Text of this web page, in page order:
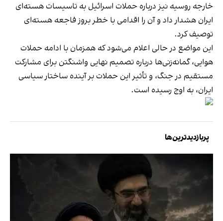
خارجه روسیه نیز درباره حملات اسرائیل به تاسیسات هسته‌ای
ایران هشدار داد و آن را اقدامی با خطر بروز فاجعه هسته‌ای
توصیف کرد.
این مواضع در حالی اعلام می‌شود که همزمان با ادامه حملات
هوایی، گمانه‌زنی‌ها درباره تصمیم نهایی واشنگتن برای مشارکت
مستقیم در جنگ، و تأثیر این حملات بر آینده ساختار سیاسی
ایران، به اوج رسیده است.
پربازدیدترین‌ها